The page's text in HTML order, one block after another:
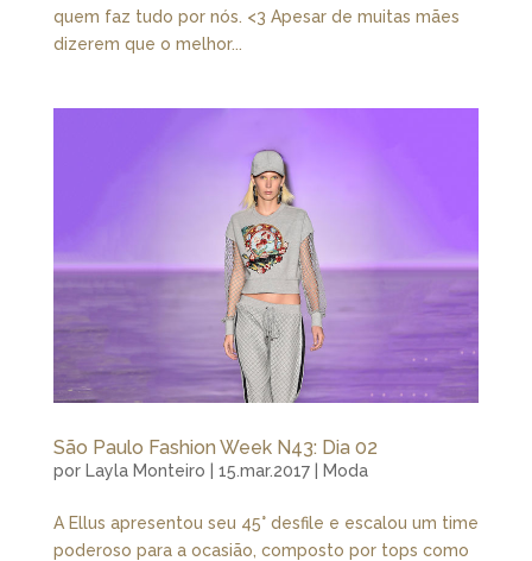
quem faz tudo por nós. <3 Apesar de muitas mães
dizerem que o melhor...
São Paulo Fashion Week N43: Dia 02
por Layla Monteiro 15.mar.2017| Moda
A Ellus apresentou seu 45° desfile e escalou um time
poderoso para a ocasião, composto por tops como